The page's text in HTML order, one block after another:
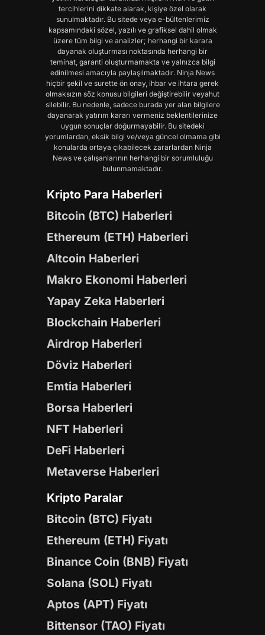
tercihlerini dikkate alarak, kişiye özel olarak
sunulmaktadır. Bu sitede veya e-bültenlerimiz
kapsamındaki sözel, yazılı ve grafiksel dahil olmak
üzere tüm bilgi ve analizler; herhangi bir karara
dayanak oluşturması noktasında herhangi bir
teminat, garanti oluşturmamakta ve yalnızca bilgi
edinilmesi amacıyla paylaşılmaktadır. Ninja News
hiçbir şekil ve surette ön onay, ihbar ve ihtara gerek
olmaksızın söz konusu bilgileri değiştirebilir veyahut
silebilir. Bu nedenle, sadece burada yer alan bilgilere
dayanarak yatırım kararı vermeniz beklentilerinize
uygun sonuçlar doğurmayabilir. Bu sitedeki
yorumlardan, eksik bilgi ve/veya güncel olmama gibi
konularda ortaya çıkabilecek zararlardan Ninja
News ve çalışanlarının herhangi bir sorumluluğu
bulunmamaktadır.
Kripto Para Haberleri
Bitcoin (BTC) Haberleri
Ethereum (ETH) Haberleri
Altcoin Haberleri
Makro Ekonomi Haberleri
Yapay Zeka Haberleri
Blockchain Haberleri
Airdrop Haberleri
Döviz Haberleri
Emtia Haberleri
Borsa Haberleri
NFT Haberleri
DeFi Haberleri
Metaverse Haberleri
Kripto Paralar
Bitcoin (BTC) Fiyatı
Ethereum (ETH) Fiyatı
Binance Coin (BNB) Fiyatı
Solana (SOL) Fiyatı
Aptos (APT) Fiyatı
Bittensor (TAO) Fiyatı